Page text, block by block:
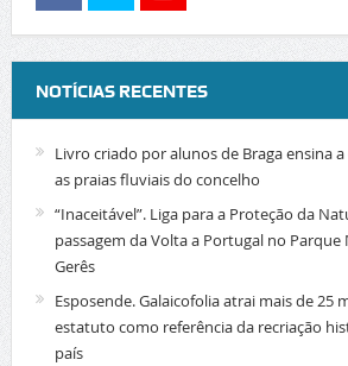
NOTÍCIAS RECENTES
Livro criado por alunos de Braga ensina
as praias fluviais do concelho
“Inaceitável”. Liga para a Proteção da
passagem da Volta a Portugal no Parque
Gerês
Esposende. Galaicofolia atrai mais de 25
estatuto como referência da recriação
país